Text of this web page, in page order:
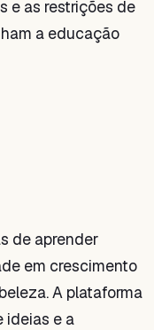
e as restrições de
a educação
de aprender
em crescimento
A plataforma
ideias e a